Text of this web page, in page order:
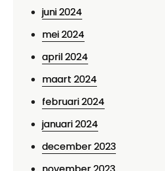
juni 2024
mei 2024
april 2024
maart 2024
februari 2024
januari 2024
december 2023